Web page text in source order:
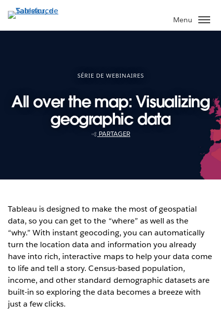
Aller
au
contenu
Menu
SÉRIE DE WEBINAIRES
All over the map: Visualizing
geographic data
PARTAGER
Tableau is designed to make the most of geospatial
data, so you can get to the “where” as well as the
“why.” With instant geocoding, you can automatically
turn the location data and information you already
have into rich, interactive maps to help your data come
to life and tell a story. Census-based population,
income, and other standard demographic datasets are
built-in so exploring the data becomes a breeze with
just a few clicks.